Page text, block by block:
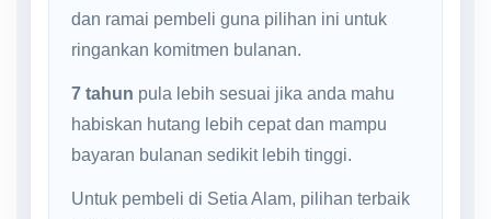
dan ramai pembeli guna pilihan ini untuk
ringankan komitmen bulanan.
7 tahun pula lebih sesuai jika anda mahu
habiskan hutang lebih cepat dan mampu
bayaran bulanan sedikit lebih tinggi.
Untuk pembeli di Setia Alam, pilihan terbaik